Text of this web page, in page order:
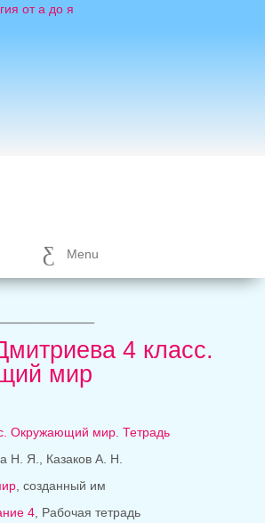
Menu
4 класс.
мир
Окружающий мир. Тетрадь
Н. Я., Казаков А. Н.
, созданный им
4, Рабочая тетрадь